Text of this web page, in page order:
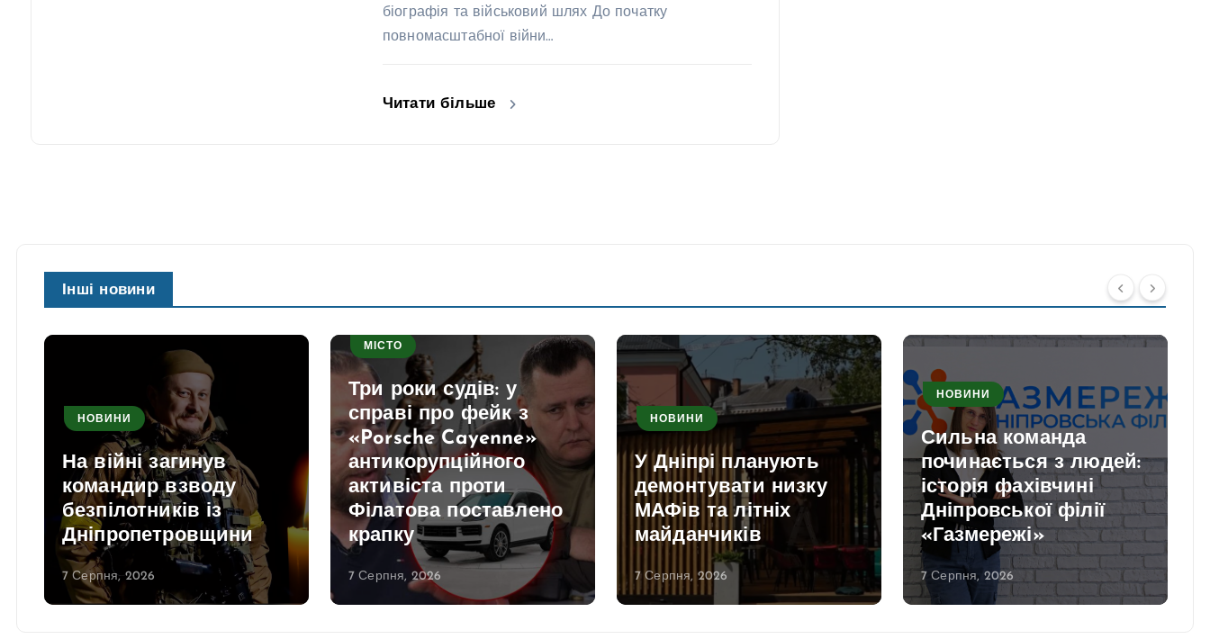
біографія та військовий шлях До початку
повномасштабної війни…
Читати більше
Інші новини
НОВИНИ
На війні загинув
командир взводу
безпілотників із
Дніпропетровщини
7 Серпня, 2026
МІСТО
Три роки судів: у
справі про фейк з
«Porsche Cayenne»
антикорупційного
активіста проти
Філатова поставлено
крапку
7 Серпня, 2026
НОВИНИ
У Дніпрі планують
демонтувати низку
МАФів та літніх
майданчиків
7 Серпня, 2026
НОВИНИ
Сильна команда
починається з людей:
історія фахівчині
Дніпровської філії
«Газмережі»
7 Серпня, 2026